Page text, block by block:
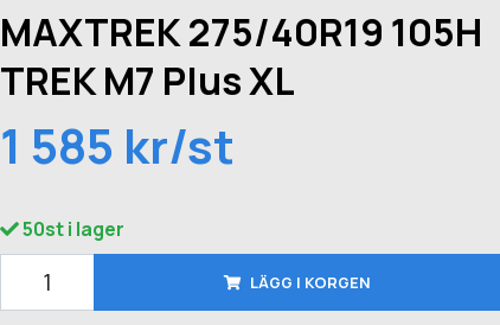
MAXTREK 275/40R19 105H
TREK M7 Plus XL
1 585 kr/st
50st i lager
LÄGG I KORGEN